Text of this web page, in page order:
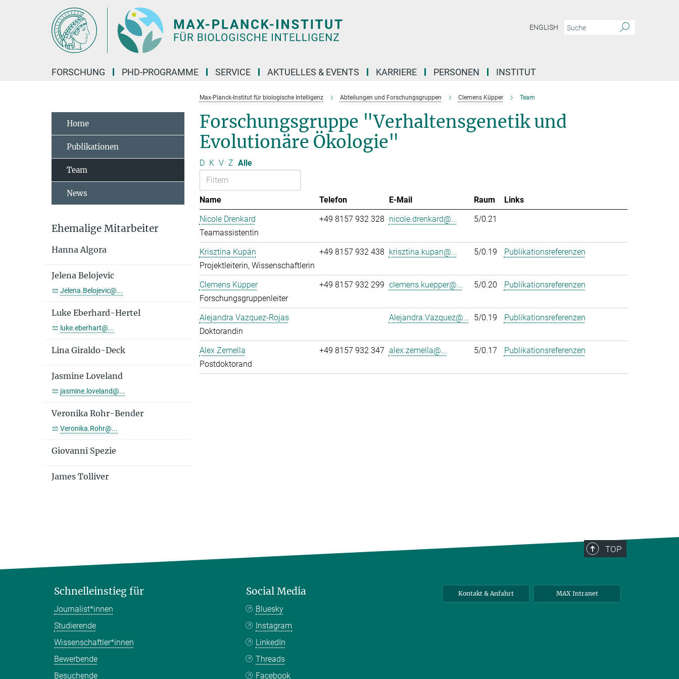
ENGLISH
FORSCHUNG PHD-PROGRAMME SERVICE AKTUELLES & EVENTS KARRIERE PERSONEN INSTITUT
Max-Planck-Institut für biologische Intelligenz Abteilungen und Forschungsgruppen Clemens Küpper Team
Forschungsgruppe "Verhaltensgenetik und
Evolutionäre Ökologie"
D K V Z Alle
Name Telefon E-Mail Raum
Links
Nicole Drenkard
Teamassistentin
+49 8157 932 328 nicole.drenkard@... 5/0.21
Krisztina Kupán
Projektleiterin, Wissenschaftlerin
+49 8157 932 438 krisztina.kupan@... 5/0.19 Publikationsreferenzen
Clemens Küpper
Forschungsgruppenleiter
+49 8157 932 299 clemens.kuepper@... 5/0.20 Publikationsreferenzen
Alejandra Vazquez-Rojas
Doktorandin
Alejandra.Vazquez@... 5/0.19 Publikationsreferenzen
Alex Zemella
Postdoktorand
+49 8157 932 347 alex.zemella@... 5/0.17 Publikationsreferenzen
Home
Publikationen
Team
News
Ehemalige Mitarbeiter
Hanna Algora
Jelena Belojevic
Jelena.Belojevic@...
Luke Eberhard-Hertel
luke.eberhart@...
Lina Giraldo-Deck
Jasmine Loveland
jasmine.loveland@...
Veronika Rohr-Bender
Veronika.Rohr@...
Giovanni Spezie
James Tolliver
TOP
Schnelleinstieg für
Journalist*innen
Studierende
Wissenschaftler*innen
Bewerbende
Besuchende
Social Media
Bluesky
Instagram
LinkedIn
Threads
Facebook
Kontakt & Anfahrt MAX Intranet